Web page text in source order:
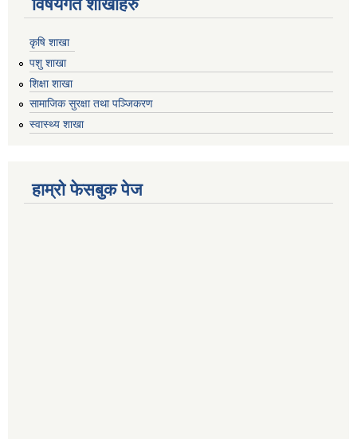
विषयगत शाखाहरु
कृषि शाखा
पशु शाखा
शिक्षा शाखा
सामाजिक सुरक्षा तथा पञ्जिकरण
स्वास्थ्य शाखा
हाम्रो फेसबुक पेज